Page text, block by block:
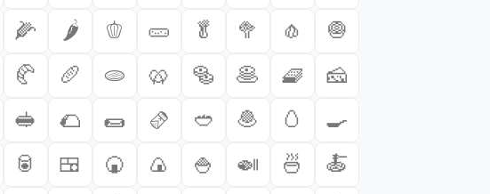
🌽 🌶️ 🫑 🥒 🥬 🥦 🧄
🧅
🥐 🥖 🫓 🥨 🥯 🥞 🧇
🧀
🥪 🌮 🌯 🫔 🥙 🧆 🥚
🍳
🥫 🍱 🍘 🍙 🍚 🍛 🍜
🍝